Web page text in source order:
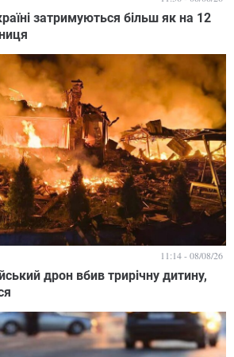
затримуються більш як на 12
дрон вбив трирічну дитину,
11:14 - 08/08/26